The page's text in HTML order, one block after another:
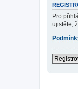
Pro
ujistěte,